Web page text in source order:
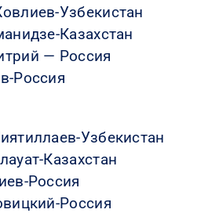
Узбекистан
Казахстан
— Россия
Россия
Узбекистан
Казахстан
Россия
Россия